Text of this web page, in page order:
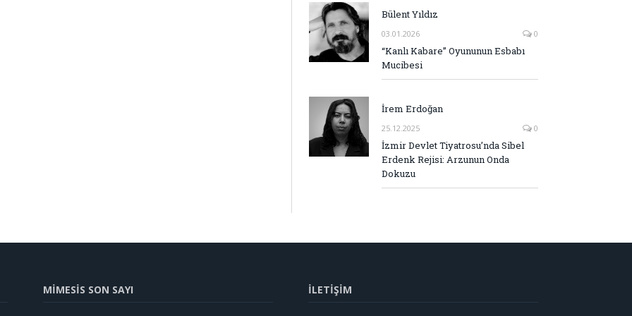
Bülent Yıldız
03.01.2026 0
“Kanlı Kabare” Oyununun Esbabı
Mucibesi
İrem Erdoğan
25.12.2025 0
İzmir Devlet Tiyatrosu’nda Sibel
Erdenk Rejisi: Arzunun Onda
Dokuzu
MİMESİS SON SAYI İLETİŞİM